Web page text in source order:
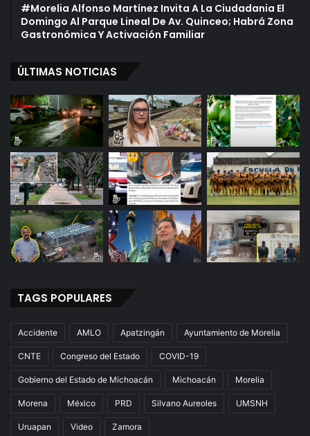
#Morelia Alfonso Martínez Invita A La Ciudadania El
Domingo Al Parque Lineal De Av. Quinceo; Habrá Zona
Gastronómica Y Activación Familiar
ÚLTIMAS NOTICIAS
TAGS POPULARES
Accidente AMLO Apatzingán Ayuntamiento de Morelia
CNTE Congreso del Estado COVID-19
Gobierno del Estado de Michoacán Michoacán Morelia
Morena México PRD Silvano Aureoles UMSNH
Uruapan Video Zamora